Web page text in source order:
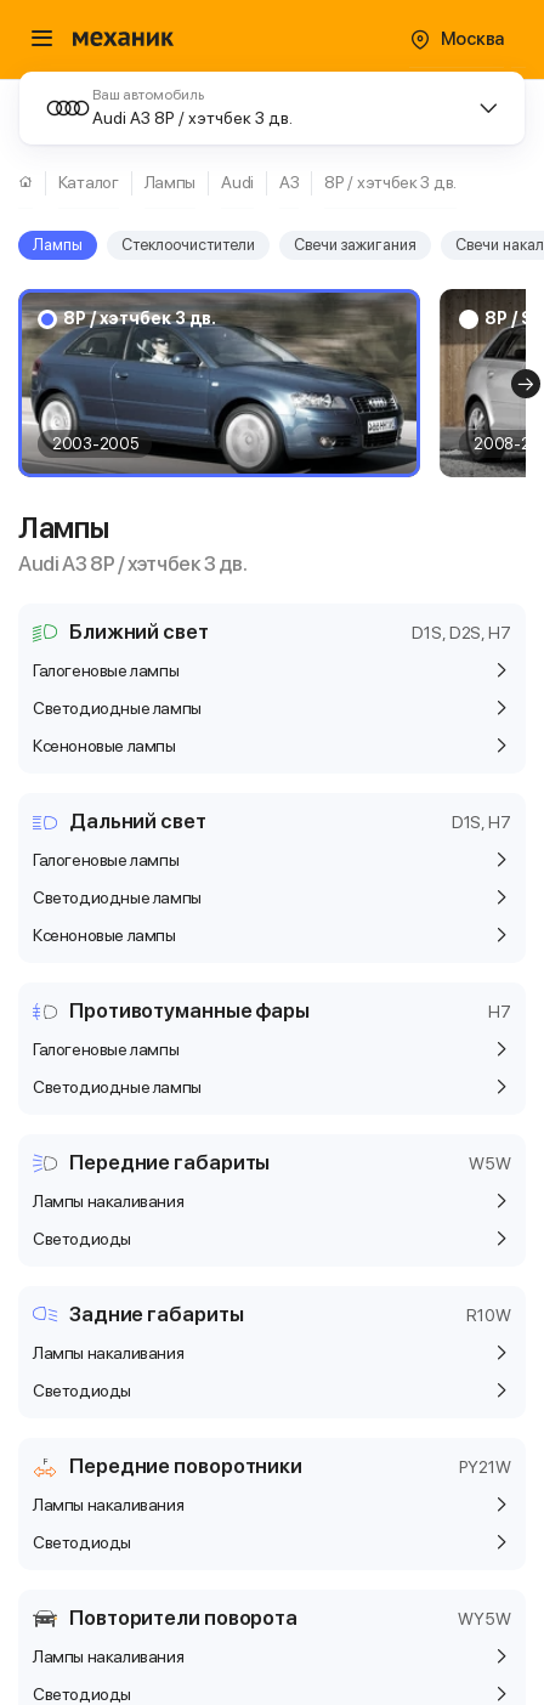
Москва
Ваш автомобиль
Audi A3 8P / хэтчбек 3 дв.
Каталог Лампы Audi A3 8P / хэтчбек 3 дв.
Лампы Стеклоочистители Свечи зажигания Свечи
8P / хэтчбек 3 дв.
2003-2005
8P /
2008-
Лампы
Audi A3 8P / хэтчбек 3 дв.
Ближний свет
D1S, D2S, H7
Галогеновые лампы
Светодиодные лампы
Ксеноновые лампы
Дальний свет
D1S, H7
Галогеновые лампы
Светодиодные лампы
Ксеноновые лампы
Противотуманные фары
H7
Галогеновые лампы
Светодиодные лампы
Передние габариты
W5W
Лампы накаливания
Светодиоды
Задние габариты
R10W
Лампы накаливания
Светодиоды
Передние поворотники
PY21W
Лампы накаливания
Светодиоды
Повторители поворота
WY5W
Лампы накаливания
Светодиоды